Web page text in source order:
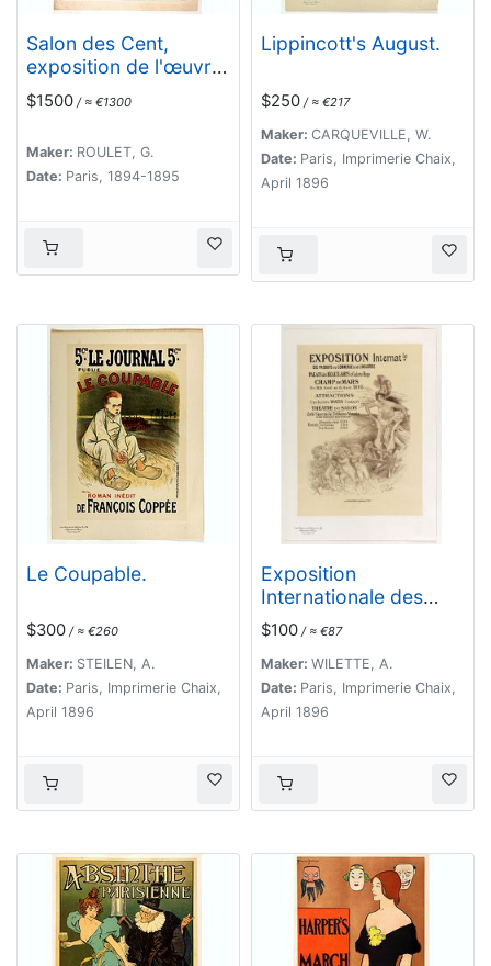
Salon des Cent,
exposition de l'œuvre
de Gaston Roullet du
8 au 28 février 1895.
$1500 / ≈ €1300
Maker: ROULET, G.
Date: Paris, 1894-1895
Lippincott's August.
$250 / ≈ €217
Maker: CARQUEVILLE, W.
Date: Paris, Imprimerie Chaix,
April 1896
Le Coupable.
$300 / ≈ €260
Maker: STEILEN, A.
Date: Paris, Imprimerie Chaix,
April 1896
Exposition
Internationale des
produits du
commerce . . .
$100 / ≈ €87
Maker: WILETTE, A.
Date: Paris, Imprimerie Chaix,
April 1896